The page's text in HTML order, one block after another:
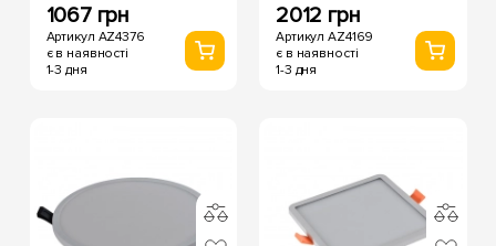
1067 грн
Артикул AZ4376
є в наявності
1-3 дня
2012 грн
Артикул AZ4169
є в наявності
1-3 дня